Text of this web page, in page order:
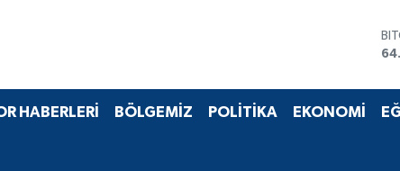
HABERLERİ BÖLGEMİZ POLİTİKA EKONOMİ